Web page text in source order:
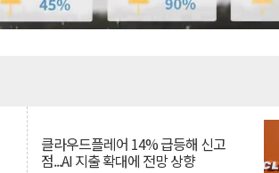
클라우드플레어 14% 급등해 신고
점...AI 지출 확대에 전망 상향